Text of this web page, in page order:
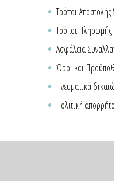
Τρόποι
Τρόποι Πληρωμής
Ασφάλεια
Όροι και
Πνευματικά
Πολιτική